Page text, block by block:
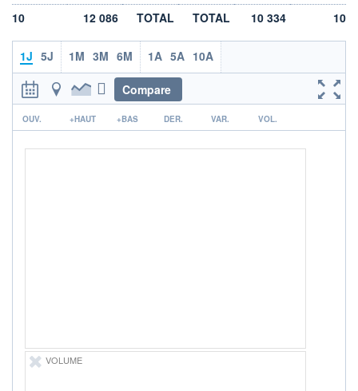
PROCHAIN
DIVIDENDE
ÉLIGIBILITÉ
Non éligible
Boursobank
+ PORTEFEUILLE
10
12 086 TOTAL TOTAL 10 334 10
1J 5J 1M 3M 6M 1A 5A 10A
Compare
r
OUV. +HAUT +BAS DER. VAR. VOL.
VOLUME